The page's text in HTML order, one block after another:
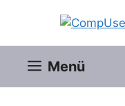
springen
Menü